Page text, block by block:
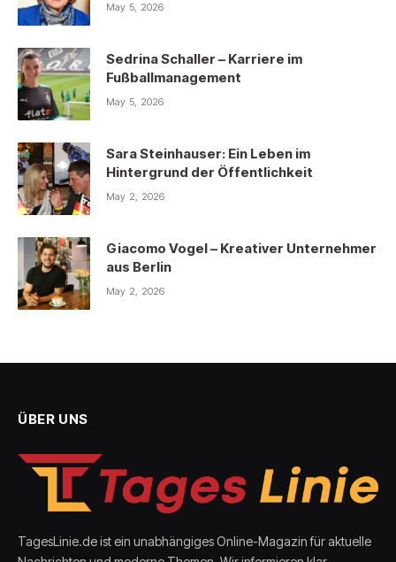
May 5, 2026
Sedrina Schaller – Karriere im
Fußballmanagement
May 5, 2026
Sara Steinhauser: Ein Leben im
Hintergrund der Öffentlichkeit
May 2, 2026
Giacomo Vogel – Kreativer Unternehmer
aus Berlin
May 2, 2026
ÜBER UNS
TagesLinie.de ist ein unabhängiges Online-Magazin für aktuelle